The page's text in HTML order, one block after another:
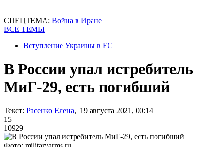
СПЕЦТЕМА: Война в Иране
ВСЕ ТЕМЫ
Вступление Украины в ЕС
В России упал истребитель
МиГ-29, есть погибший
Текст: Расенко Елена, 19 августа 2021, 00:14
15
10929
Фото: militaryarms.ru